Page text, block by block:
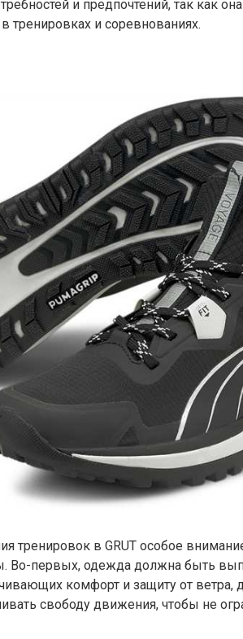
и предпочтений, так как
тренировках и соревнованиях.
тренировок в GRUT особое
Во-первых, одежда должна быть
комфорт и защиту от ветра,
свободу движения, чтобы не